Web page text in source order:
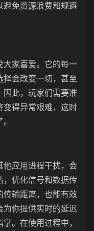
避免资源浪费和规避
大家喜爱。它的每一
择会改变一切，甚至
此，玩家们需要准
变得异常艰难，这时
他应用进程干扰，会
，优化信号和数据传
传输距离，也能有效
你提供实时的延迟
。 在使用过程中，